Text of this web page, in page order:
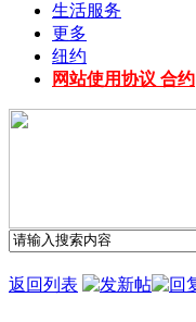
生活服务
更多
纽约
网站使用协议 合约
返回列表